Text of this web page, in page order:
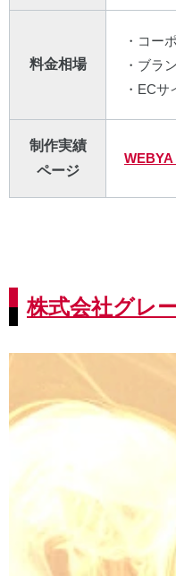
料金相場
・コー
・ブラ
・ECサ
制作実績
ページ
WEBYA
株式会社グレ